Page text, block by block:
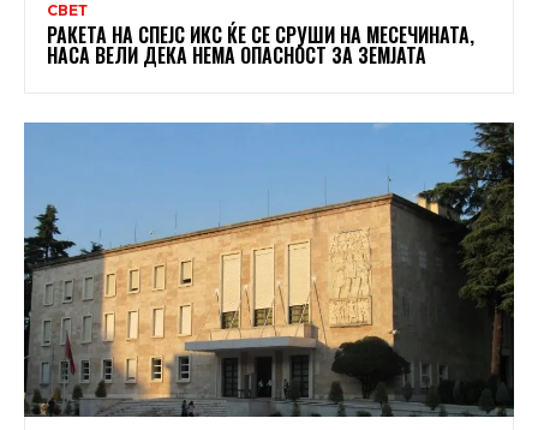
СВЕТ
РАКЕТА НА СПЕЈС ИКС ЌЕ СЕ СРУШИ НА МЕСЕЧИНАТА,
НАСА ВЕЛИ ДЕКА НЕМА ОПАСНОСТ ЗА ЗЕМЈАТА